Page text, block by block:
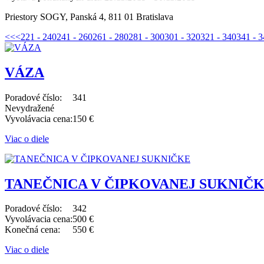
Priestory SOGY, Panská 4, 811 01 Bratislava
<<<221 - 240241 - 260261 - 280281 - 300301 - 320321 - 340341 -
VÁZA
Poradové číslo:
341
Nevydražené
Vyvolávacia cena:150 €
Viac o diele
TANEČNICA V ČIPKOVANEJ
Poradové číslo:
342
Vyvolávacia cena:500 €
Konečná cena:
550 €
Viac o diele